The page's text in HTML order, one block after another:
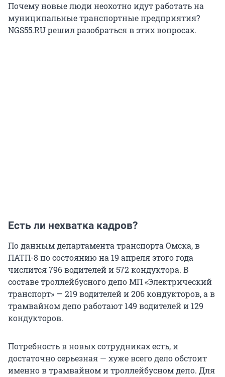
Почему новые люди неохотно идут работать на
муниципальные транспортные предприятия?
NGS55.RU решил разобраться в этих вопросах.
Есть ли нехватка кадров?
По данным департамента транспорта Омска, в
ПАТП-8 по состоянию на 19 апреля этого года
числится 796 водителей и 572 кондуктора. В
составе троллейбусного депо МП «Электрический
транспорт» — 219 водителей и 206 кондукторов, а в
трамвайном депо работают 149 водителей и 129
кондукторов.
Потребность в новых сотрудниках есть, и
достаточно серьезная — хуже всего дело обстоит
именно в трамвайном и троллейбусном депо. Для